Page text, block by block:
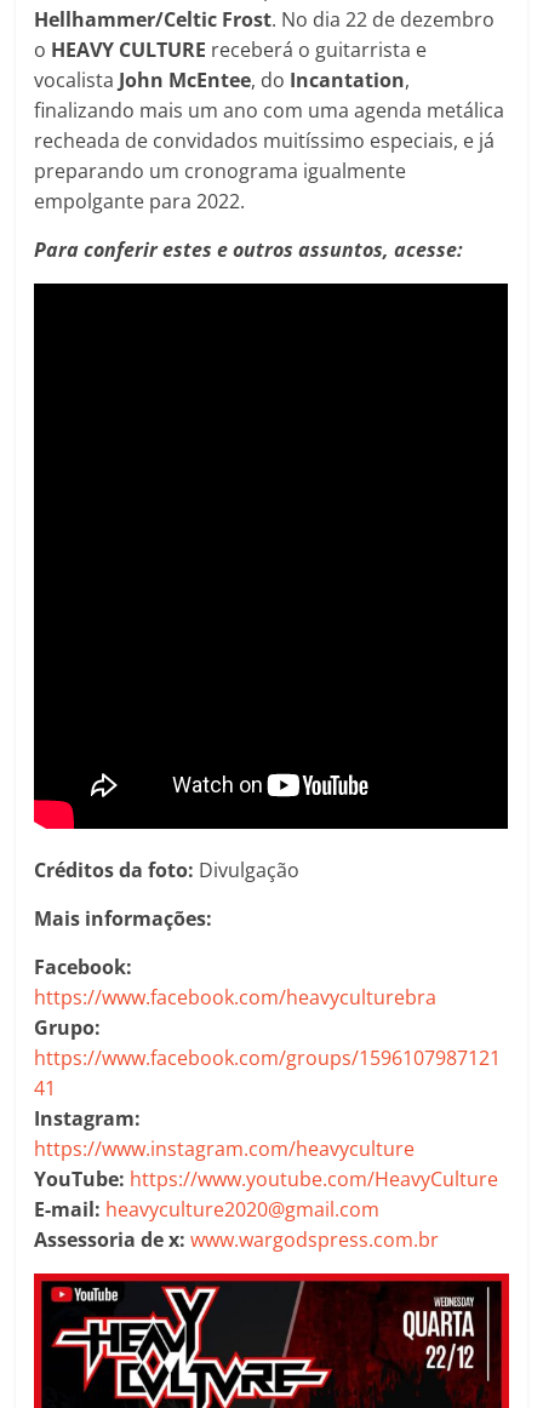
Hellhammer/Celtic Frost. No dia 22 de dezembro
o HEAVY CULTURE receberá o guitarrista e
vocalista John McEntee, do Incantation,
finalizando mais um ano com uma agenda metálica
recheada de convidados muitíssimo especiais, e já
preparando um cronograma igualmente
empolgante para 2022.
Para conferir estes e outros assuntos, acesse:
Créditos da foto: Divulgação
Mais informações:
Facebook:
https://www.facebook.com/heavyculturebra
Grupo:
https://www.facebook.com/groups/1596107987121
41
Instagram:
https://www.instagram.com/heavyculture
YouTube: https://www.youtube.com/HeavyCulture
E-mail: heavyculture2020@gmail.com
Assessoria de x:www.wargodspress.com.br